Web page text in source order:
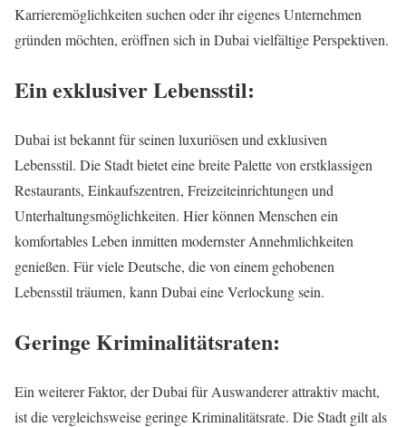
Karrieremöglichkeiten suchen oder ihr eigenes Unternehmen
gründen möchten, eröffnen sich in Dubai vielfältige Perspektiven.
Ein exklusiver Lebensstil:
Dubai ist bekannt für seinen luxuriösen und exklusiven
Lebensstil. Die Stadt bietet eine breite Palette von erstklassigen
Restaurants, Einkaufszentren, Freizeiteinrichtungen und
Unterhaltungsmöglichkeiten. Hier können Menschen ein
komfortables Leben inmitten modernster Annehmlichkeiten
genießen. Für viele Deutsche, die von einem gehobenen
Lebensstil träumen, kann Dubai eine Verlockung sein.
Geringe Kriminalitätsraten:
Ein weiterer Faktor, der Dubai für Auswanderer attraktiv macht,
ist die vergleichsweise geringe Kriminalitätsrate. Die Stadt gilt als